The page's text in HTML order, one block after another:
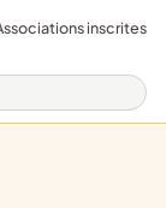
inscrites